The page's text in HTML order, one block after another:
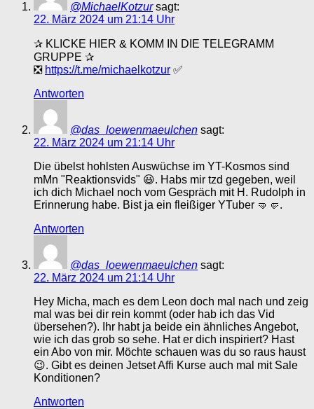
@MichaelKotzur sagt:
22. März 2024 um 21:14 Uhr
✰ KLICKE HIER & KOMM IN DIE TELEGRAMM
GRUPPE ✰
❎ https://t.me/michaelkotzur ✅
Antworten
@das_loewenmaeulchen sagt:
22. März 2024 um 21:14 Uhr
Die übelst hohlsten Auswüchse im YT-Kosmos sind
mMn "Reaktionsvids" 😃. Habs mir tzd gegeben, weil
ich dich Michael noch vom Gespräch mit H. Rudolph in
Erinnerung habe. Bist ja ein fleißiger YTuber 🤜🤛.
Antworten
@das_loewenmaeulchen sagt:
22. März 2024 um 21:14 Uhr
Hey Micha, mach es dem Leon doch mal nach und zeig
mal was bei dir rein kommt (oder hab ich das Vid
übersehen?). Ihr habt ja beide ein ähnliches Angebot,
wie ich das grob so sehe. Hat er dich inspiriert? Hast
ein Abo von mir. Möchte schauen was du so raus haust
😉. Gibt es deinen Jetset Affi Kurse auch mal mit Sale
Konditionen?
Antworten